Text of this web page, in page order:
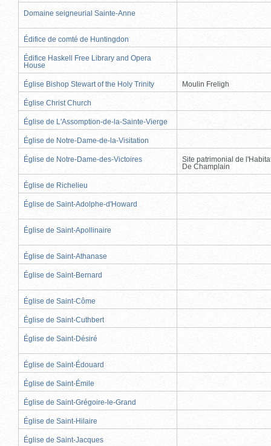
Domaine seigneurial Sainte-Anne
Édifice de comté de Huntingdon
Édifice Haskell Free Library and Opera
House
Église Bishop Stewart of the Holy Trinity Moulin Freligh
Église Christ Church
Église de L'Assomption-de-la-Sainte-Vierge
Église de Notre-Dame-de-la-Visitation
Église de Notre-Dame-des-Victoires
Site patrimonial de
De Champlain
Église de Richelieu
Église de Saint-Adolphe-d'Howard
Église de Saint-Apollinaire
Église de Saint-Athanase
Église de Saint-Bernard
Église de Saint-Côme
Église de Saint-Cuthbert
Église de Saint-Désiré
Église de Saint-Édouard
Église de Saint-Émile
Église de Saint-Grégoire-le-Grand
Église de Saint-Hilaire
Église de Saint-Jacques